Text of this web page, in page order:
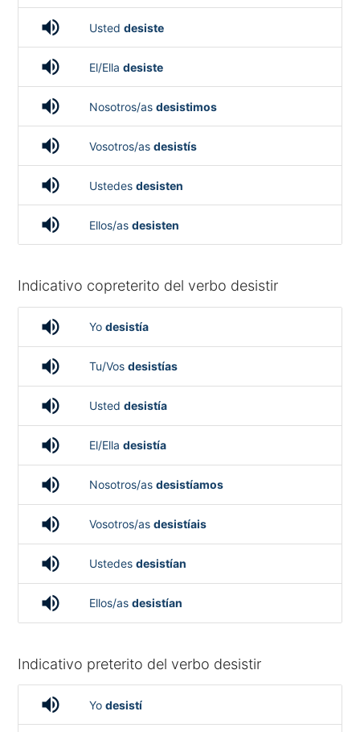
volume_up Usted desiste
volume_up El/Ella desiste
volume_up Nosotros/as desistimos
volume_up Vosotros/as desistís
volume_up Ustedes desisten
volume_up Ellos/as desisten
Indicativo copreterito del verbo desistir
volume_up Yo desistía
volume_up Tu/Vos desistías
volume_up Usted desistía
volume_up El/Ella desistía
volume_up Nosotros/as desistíamos
volume_up Vosotros/as desistíais
volume_up Ustedes desistían
volume_up Ellos/as desistían
Indicativo preterito del verbo desistir
volume_up Yo desistí